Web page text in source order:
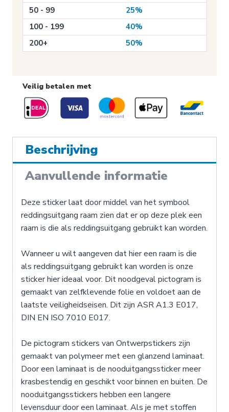
50 - 99
25%
100 - 199
40%
200+
50%
Veilig betalen met
Beschrijving
Aanvullende informatie
Deze sticker laat door middel van het symbool
reddingsuitgang raam zien dat er op deze plek een
raam is die als reddingsuitgang gebruikt kan worden.
Wanneer u wilt aangeven dat hier een raam is die
als reddingsuitgang gebruikt kan worden is onze
sticker hier ideaal voor. Dit noodgeval pictogram is
gemaakt van zelfklevende folie en voldoet aan de
laatste veiligheidseisen. Dit zijn ASR A1.3 E017,
DIN EN ISO 7010 E017.
De pictogram stickers van Ontwerpstickers zijn
gemaakt van polymeer met een glanzend laminaat.
Door een laminaat is de nooduitgangssticker meer
krasbestendig en geschikt voor binnen en buiten. De
nooduitgangsstickers hebben een langere
levensduur door een laminaat. Als je met stoffen